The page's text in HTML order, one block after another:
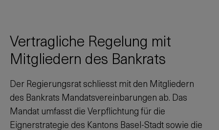
Vertragliche Regelung mit
Mitgliedern des Bankrats
Der Regierungsrat schliesst mit den Mitgliedern
des Bankrats Mandatsvereinbarungen ab. Das
Mandat umfasst die Verpflichtung für die
Eignerstrategie des Kantons Basel-Stadt sowie die